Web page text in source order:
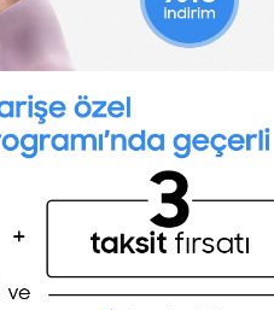
consultancy firms
time. A background in
succeed without a
confidentiality.
behavioral and
candidates who have